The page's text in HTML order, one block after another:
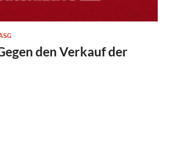
den Verkauf der